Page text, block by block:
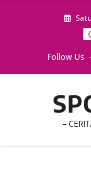
Follow Us
–